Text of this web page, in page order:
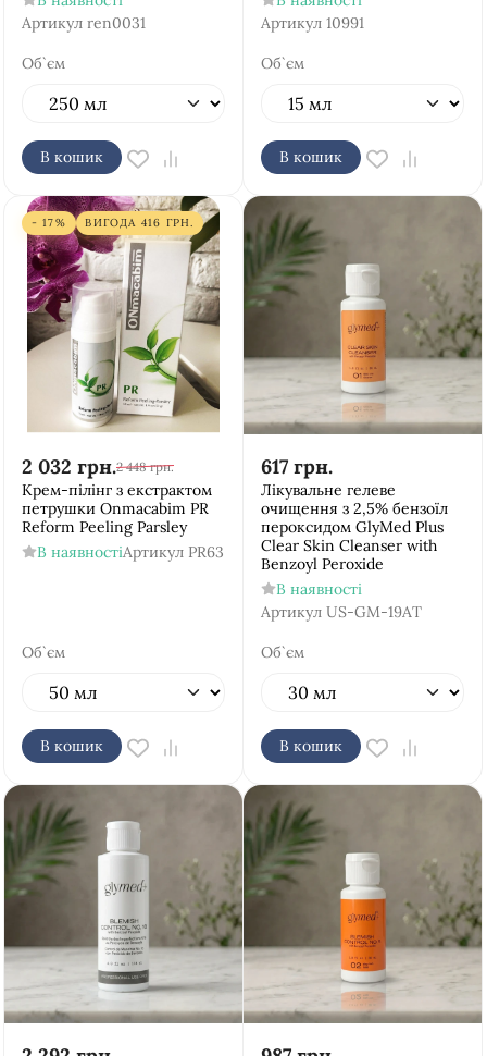
Артикул ren0031
Об`єм
В кошик
Артикул 10991
Об`єм
В кошик
- 17% ВИГОДА 416 ГРН.
2 032 грн.2 448 грн.
Крем-пілінг з екстрактом
петрушки Onmacabim PR
Reform Peeling Parsley
В наявностіАртикул PR63
Об`єм
В кошик
617 грн.
Лікувальне гелеве
очищення з 2,5% бензоїл
пероксидом GlyMed Plus
Clear Skin Cleanser with
Benzoyl Peroxide
В наявності
Артикул US-GM-19AT
Об`єм
В кошик